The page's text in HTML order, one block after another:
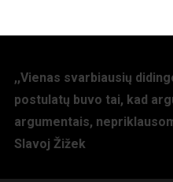
,,Vienas svarbiausių
postulatų buvo tai, kad
argumentais,
Slavoj Žižek